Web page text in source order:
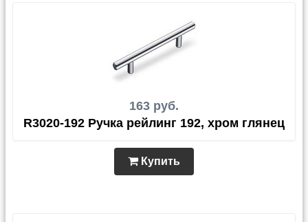
163 руб.
R3020-192 Ручка рейлинг 192, хром глянец
Купить